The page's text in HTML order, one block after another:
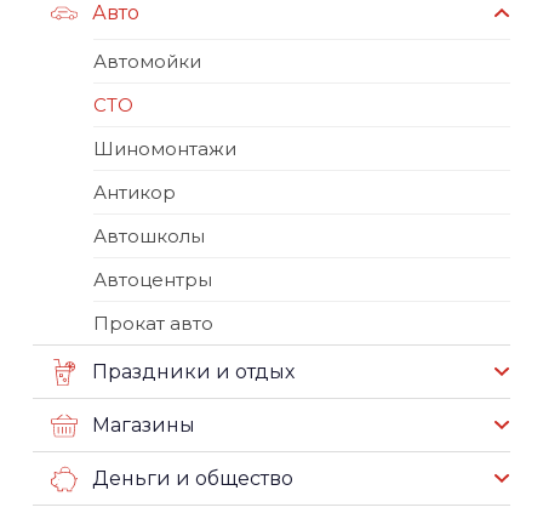
Авто
Автомойки
СТО
Шиномонтажи
Антикор
Автошколы
Автоцентры
Прокат авто
Праздники и отдых
Магазины
Деньги и общество